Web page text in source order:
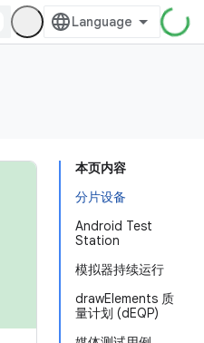
本页内容
分片设备
Android Test
Station
模拟器持续运行
drawElements 质
量计划 (dEQP)